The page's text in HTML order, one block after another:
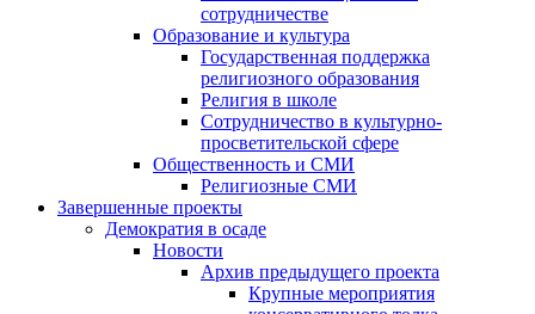
сотрудничестве
Образование и культура
Государственная поддержка
религиозного образования
Религия в школе
Сотрудничество в культурно-
просветительской сфере
Общественность и СМИ
Религиозные СМИ
Завершенные проекты
Демократия в осаде
Новости
Архив предыдущего проекта
Крупные мероприятия